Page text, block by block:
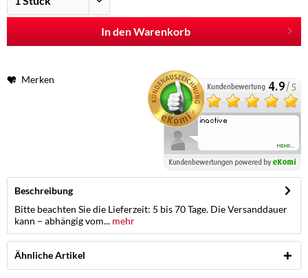
In den Warenkorb
Merken
Beschreibung
Bitte beachten Sie die Lieferzeit: 5 bis 70 Tage. Die Versanddauer
kann – abhängig vom... mehr
Ähnliche Artikel